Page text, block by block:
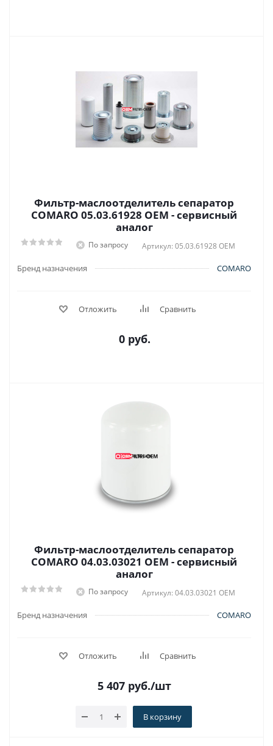
Фильтр-маслоотделитель сепаратор
COMARO 05.03.61928 OEM - сервисный
аналог
По запросу Артикул: 05.03.61928 OEM
Бренд назначения COMARO
Отложить Сравнить
0 руб.
Фильтр-маслоотделитель сепаратор
COMARO 04.03.03021 OEM - сервисный
аналог
По запросу Артикул: 04.03.03021 OEM
Бренд назначения COMARO
Отложить Сравнить
5 407 руб./шт
В корзину